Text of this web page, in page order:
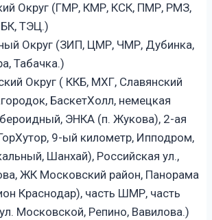
Округ (ГМР, КМР, КСК, ПМР, РМЗ,
ТЭЦ.)
Округ (ЗИП, ЦМР, ЧМР, Дубинка,
Табачка.)
Округ ( ККБ, МХГ, Славянский
БаскетХолл, немецкая
ЭНКА (п. Жукова), 2-ая
9-ый километр, Ипподром,
Шанхай), Российская ул.,
ЖК Московский район, Панорама
Краснодар), часть ШМР, часть
Московской, Репино, Вавилова.)